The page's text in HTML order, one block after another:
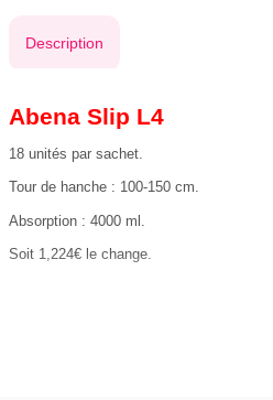
Description
Abena Slip L4
18 unités par sachet.
Tour de hanche : 100-150 cm.
Absorption : 4000 ml.
Soit 1,224€ le change.